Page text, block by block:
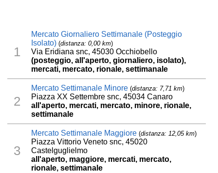
1
Mercato Giornaliero Settimanale (Posteggio
Isolato) (distanza: 0,00 km)
Via Eridiana snc, 45030 Occhiobello
(posteggio, all'aperto, giornaliero, isolato),
mercati, mercato, rionale, settimanale
2
Mercato Settimanale Minore (distanza: 7,71 km)
Piazza XX Settembre snc, 45034 Canaro
all'aperto, mercati, mercato, minore, rionale,
settimanale
3
Mercato Settimanale Maggiore (distanza: 12,05 km)
Piazza Vittorio Veneto snc, 45020
Castelguglielmo
all'aperto, maggiore, mercati, mercato,
rionale, settimanale